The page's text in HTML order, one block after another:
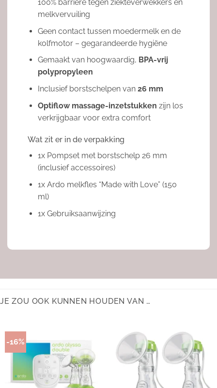
100% barrière tegen ziekteverwekkers en
melkvervuiling
Geen contact tussen moedermelk en de
kolfmotor – gegarandeerde hygiëne
Gemaakt van hoogwaardig, BPA-vrij
polypropyleen
Inclusief borstschelpen van26 mm
Optiflow massage-inzetstukken zijn los
verkrijgbaar voor extra comfort
Wat zit er in de verpakking
1x Pompset met borstschelp 26 mm
(inclusief accessoires)
1x Ardo melkfles “Made with Love” (150
ml)
1x Gebruiksaanwijzing
JE ZOU OOK KUNNEN HOUDEN VAN …
-16%